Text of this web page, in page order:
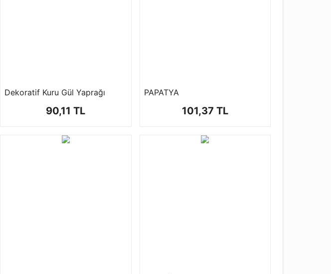
Dekoratif Kuru Gül Yaprağı
90,11 TL
PAPATYA
101,37 TL